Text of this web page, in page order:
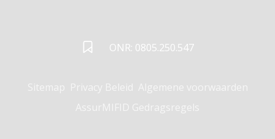
ONR: 0805.250.547